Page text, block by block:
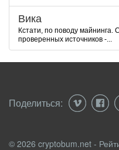
Вика
Кстати, по поводу
проверенных источников -...
Поделиться:
© 2026 cryptobum.net -